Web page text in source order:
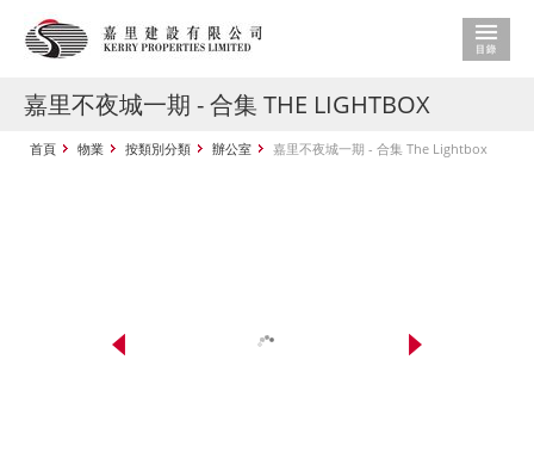
嘉里不夜城一期 - 合集 THE LIGHTBOX
首頁 物業 按類別分類 辦公室 嘉里不夜城一期 - 合集 The Lightbox